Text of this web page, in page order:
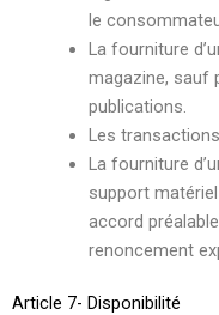
le
La fourniture
magazine, sauf
publications.
Les
La fourniture
support
accord
renoncement
Article 7- Disponibilité